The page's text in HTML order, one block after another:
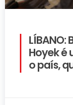
Hoyek é
o país,